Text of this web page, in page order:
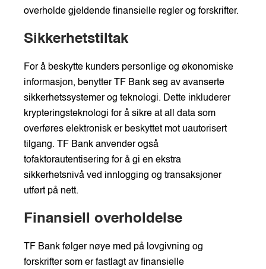
overholde gjeldende finansielle regler og forskrifter.
Sikkerhetstiltak
For å beskytte kunders personlige og økonomiske
informasjon, benytter TF Bank seg av avanserte
sikkerhetssystemer og teknologi. Dette inkluderer
krypteringsteknologi for å sikre at all data som
overføres elektronisk er beskyttet mot uautorisert
tilgang. TF Bank anvender også
tofaktorautentisering for å gi en ekstra
sikkerhetsnivå ved innlogging og transaksjoner
utført på nett.
Finansiell overholdelse
TF Bank følger nøye med på lovgivning og
forskrifter som er fastlagt av finansielle